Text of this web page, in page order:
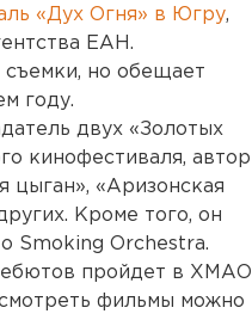
«Дух Огня» в Югру,
ЕАН.
съемки, но обещает
году.
двух «Золотых
кинофестиваля, автор
цыган», «Аризонская
Кроме того, он
Smoking Orchestra.
пройдет в ХМАО
фильмы можно